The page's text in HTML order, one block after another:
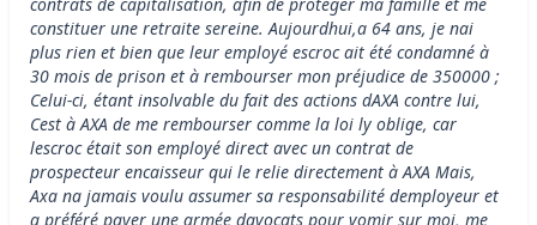
contrats de capitalisation, afin de protéger ma famille et me
constituer une retraite sereine. Aujourdhui,a 64 ans, je nai
plus rien et bien que leur employé escroc ait été condamné à
30 mois de prison et à rembourser mon préjudice de 350000 ;
Celui-ci, étant insolvable du fait des actions dAXA contre lui,
Cest à AXA de me rembourser comme la loi ly oblige, car
lescroc était son employé direct avec un contrat de
prospecteur encaisseur qui le relie directement à AXA Mais,
Axa na jamais voulu assumer sa responsabilité demployeur et
a préféré payer une armée davocats pour vomir sur moi, me